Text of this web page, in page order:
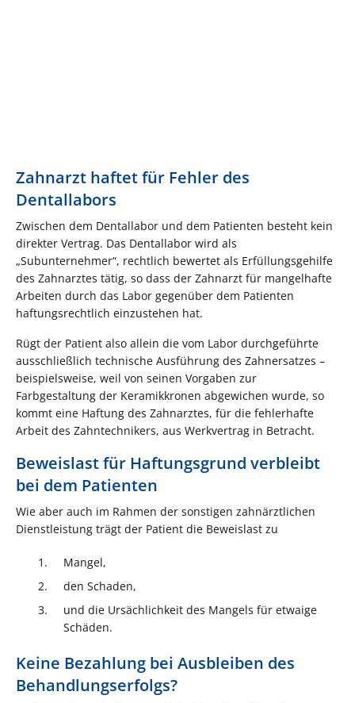
Zahnarzt haftet für Fehler des
Dentallabors
Zwischen dem Dentallabor und dem Patienten besteht kein
direkter Vertrag. Das Dentallabor wird als
„Subunternehmer“, rechtlich bewertet als Erfüllungsgehilfe
des Zahnarztes tätig, so dass der Zahnarzt für mangelhafte
Arbeiten durch das Labor gegenüber dem Patienten
haftungsrechtlich einzustehen hat.
Rügt der Patient also allein die vom Labor durchgeführte
ausschließlich technische Ausführung des Zahnersatzes –
beispielsweise, weil von seinen Vorgaben zur
Farbgestaltung der Keramikkronen abgewichen wurde, so
kommt eine Haftung des Zahnarztes, für die fehlerhafte
Arbeit des Zahntechnikers, aus Werkvertrag in Betracht.
Beweislast für Haftungsgrund verbleibt
bei dem Patienten
Wie aber auch im Rahmen der sonstigen zahnärztlichen
Dienstleistung trägt der Patient die Beweislast zu
Mangel,
den Schaden,
und die Ursächlichkeit des Mangels für etwaige
Schäden.
Keine Bezahlung bei Ausbleiben des
Behandlungserfolgs?